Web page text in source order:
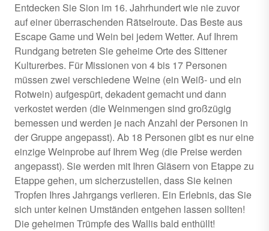
Entdecken Sie Sion im 16. Jahrhundert wie nie zuvor
auf einer überraschenden Rätselroute. Das Beste aus
Escape Game und Wein bei jedem Wetter. Auf Ihrem
Rundgang betreten Sie geheime Orte des Sittener
Kulturerbes. Für Missionen von 4 bis 17 Personen
müssen zwei verschiedene Weine (ein Weiß- und ein
Rotwein) aufgespürt, dekadent gemacht und dann
verkostet werden (die Weinmengen sind großzügig
bemessen und werden je nach Anzahl der Personen in
der Gruppe angepasst). Ab 18 Personen gibt es nur eine
einzige Weinprobe auf Ihrem Weg (die Preise werden
angepasst). Sie werden mit Ihren Gläsern von Etappe zu
Etappe gehen, um sicherzustellen, dass Sie keinen
Tropfen Ihres Jahrgangs verlieren. Ein Erlebnis, das Sie
sich unter keinen Umständen entgehen lassen sollten!
Die geheimen Trümpfe des Wallis bald enthüllt!